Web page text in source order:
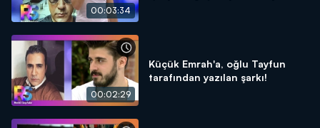
00:03:34
00:02:29
Küçük Emrah'a, oğlu Tayfun
tarafından yazılan şarkı!